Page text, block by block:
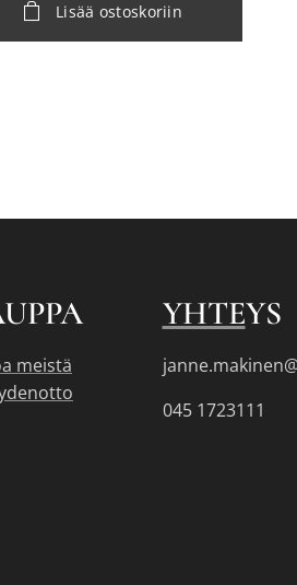
Lisää ostoskoriin
meistä
YHTEYS
045 1723111